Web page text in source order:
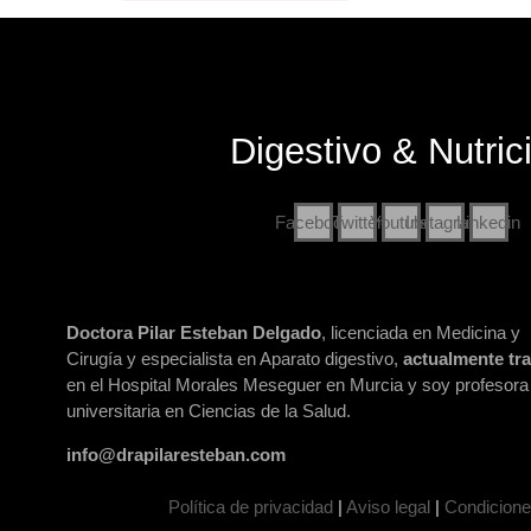
Digestivo &
FacebookTwitterYoutubeInstagramLinkedin
Doctora Pilar Esteban Delgado, licenciada en Medicina y
Cirugía y especialista en Aparato digestivo,actualmente
en el Hospital Morales Meseguer en Murcia y soy profesora
universitaria en Ciencias de la Salud.
info@drapilaresteban.com
Política de privacidad |Aviso legal |